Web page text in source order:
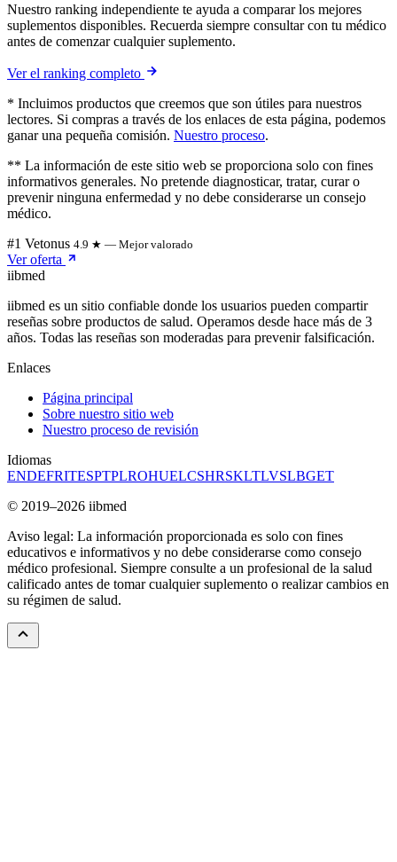
Nuestro ranking independiente te ayuda a comparar los mejores
suplementos disponibles. Recuerda siempre consultar con tu médico
antes de comenzar cualquier suplemento.
Ver el ranking completo
* Incluimos productos que creemos que son útiles para nuestros
lectores. Si compras a través de los enlaces de esta página, podemos
ganar una pequeña comisión. Nuestro proceso.
** La información de este sitio web se proporciona solo con fines
informativos generales. No pretende diagnosticar, tratar, curar o
prevenir ninguna enfermedad y no debe considerarse un consejo
médico.
#1 Vetonus 4.9 ★ — Mejor valorado
Ver oferta
iibmed
iibmed es un sitio confiable donde los usuarios pueden compartir
reseñas sobre productos de salud. Operamos desde hace más de 3
años. Todas las reseñas son moderadas para prevenir falsificación.
Enlaces
Página principal
Sobre nuestro sitio web
Nuestro proceso de revisión
Idiomas
ENDEFRITESPTPLROHUELCSHRSKLTLVSLBGET
© 2019–2026 iibmed
Aviso legal: La información proporcionada es solo con fines
educativos e informativos y no debe considerarse como consejo
médico profesional. Siempre consulte a un profesional de la salud
calificado antes de tomar cualquier suplemento o realizar cambios en
su régimen de salud.